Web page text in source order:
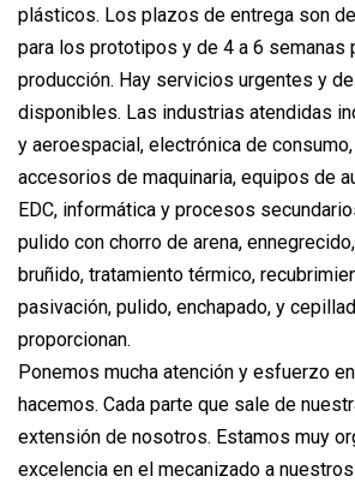
plásticos. Los plazos de entrega son
para los prototipos y de 4 a 6 semanas
producción. Hay servicios urgentes y
disponibles. Las industrias atendidas
y aeroespacial, electrónica de
accesorios de maquinaria, equipos de
EDC, informática y procesos
pulido con chorro de arena,
bruñido, tratamiento térmico,
pasivación, pulido, enchapado, y
proporcionan.
Ponemos mucha atención y esfuerzo
hacemos. Cada parte que sale de
extensión de nosotros. Estamos muy
excelencia en el mecanizado a